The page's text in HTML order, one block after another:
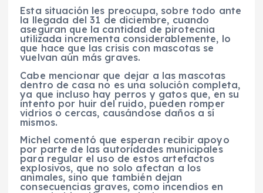
Esta situación les preocupa, sobre todo ante
la llegada del 31 de diciembre, cuando
aseguran que la cantidad de pirotecnia
utilizada incrementa considerablemente, lo
que hace que las crisis con mascotas se
vuelvan aún más graves.
Cabe mencionar que dejar a las mascotas
dentro de casa no es una solución completa,
ya que incluso hay perros y gatos que, en su
intento por huir del ruido, pueden romper
vidrios o cercas, causándose daños a sí
mismos.
Michel comentó que esperan recibir apoyo
por parte de las autoridades municipales
para regular el uso de estos artefactos
explosivos, que no solo afectan a los
animales, sino que también dejan
consecuencias graves, como incendios en